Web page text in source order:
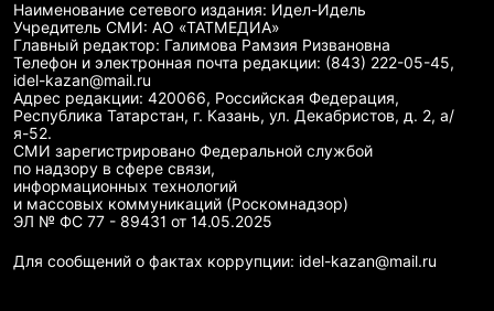
Наименование сетевого издания: Идел-Идель
Учредитель СМИ: АО «ТАТМЕДИА»
Главный редактор: Галимова Рамзия Ризвановна
Телефон и электронная почта редакции: (843) 222-05-45,
idel-kazan@mail.ru
Адрес редакции: 420066, Российская Федерация,
Республика Татарстан, г. Казань, ул. Декабристов, д. 2, а/
я-52.
СМИ зарегистрировано Федеральной службой
по надзору в сфере связи,
информационных технологий
и массовых коммуникаций (Роскомнадзор)
ЭЛ № ФС 77 - 89431 от 14.05.2025
Для сообщений о фактах коррупции: idel-kazan@mail.ru